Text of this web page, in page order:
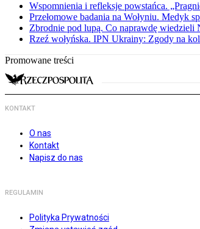
Wspomnienia i refleksje powstańca.
Przełomowe badania na Wołyniu. Medyk
Zbrodnie pod lupą. Co naprawdę wiedzieli
Rzeź wołyńska. IPN Ukrainy: Zgody na
Promowane treści
KONTAKT
O nas
Kontakt
Napisz do nas
REGULAMIN
Polityka Prywatności